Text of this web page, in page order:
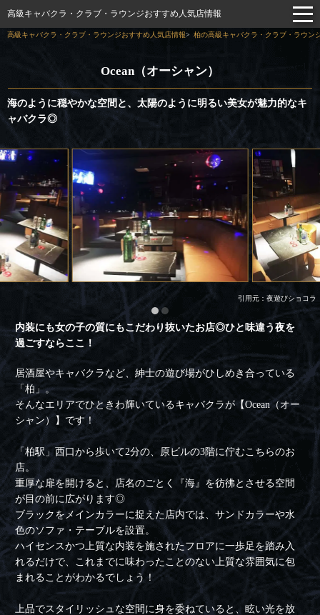
高級キャバクラ・クラブ・ラウンジおすすめ人気店情報
高級キャバクラ・クラブ・ラウンジおすすめ人気店情報 柏の高級キャバクラ・クラブ・ラウン
Ocean（オーシャン）
海のように穏やかな空間と、太陽のように明るい美女が魅力的なキ
ャバクラ◎
引用元：夜遊びショコラ
内装にも女の子の質にもこだわり抜いたお店◎ひと味違う夜を
過ごすならここ！
居酒屋やキャバクラなど、紳士の遊び場がひしめき合っている
「柏」。
そんなエリアでひときわ輝いているキャバクラが【Ocean（オー
シャン）】です！
「柏駅」西口から歩いて2分の、原ビルの3階に佇むこちらのお
店。
重厚な扉を開けると、店名のごとく『海』を彷彿とさせる空間
が目の前に広がります◎
ブラックをメインカラーに捉えた店内では、サンドカラーや水
色のソファ・テーブルを設置。
ハイセンスかつ上質な内装を施されたフロアに一歩足を踏み入
れるだけで、これまでに味わったことのない上質な雰囲気に包
まれることがわかるでしょう！
上品でスタイリッシュな空間に身を委ねていると、眩い光を放